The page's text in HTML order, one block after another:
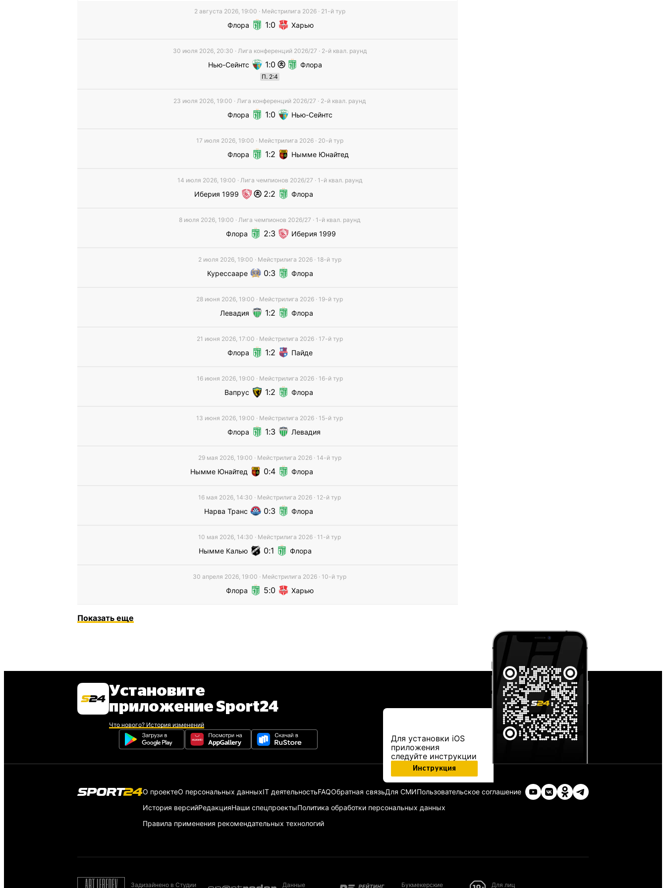
2 августа 2026, 19:00 · Мейстрилига 2026· 21-й тур
Флора 1 0 Харью
30 июля 2026, 20:30 · Лига конференций 2026/27 · 2-й квал. раунд
Нью-Сейнтс 1 0 Флора
П. 2:4
23 июля 2026, 19:00 · Лига конференций 2026/27 · 2-й квал. раунд
Флора 1 0 Нью-Сейнтс
17 июля 2026, 19:00 · Мейстрилига 2026· 20-й тур
Флора 1 2 Нымме Юнайтед
14 июля 2026, 19:00 · Лига чемпионов 2026/27 · 1-й квал. раунд
Иберия 1999 2 2 Флора
8 июля 2026, 19:00 · Лига чемпионов 2026/27 · 1-й квал. раунд
Флора 2 3 Иберия 1999
2 июля 2026, 19:00 · Мейстрилига 2026· 18-й тур
Курессааре 0 3 Флора
28 июня 2026, 19:00 · Мейстрилига 2026 · 19-й тур
Левадия 1 2 Флора
21 июня 2026, 17:00 · Мейстрилига 2026· 17-й тур
Флора 1 2 Пайде
16 июня 2026, 19:00 · Мейстрилига 2026· 16-й тур
Вапрус 1 2 Флора
13 июня 2026, 19:00 · Мейстрилига 2026 · 15-й тур
Флора 1 3 Левадия
29 мая 2026, 19:00 · Мейстрилига 2026· 14-й тур
Нымме Юнайтед 0 4 Флора
16 мая 2026, 14:30 · Мейстрилига 2026 · 12-й тур
Нарва Транс 0 3 Флора
10 мая 2026, 14:30 · Мейстрилига 2026 · 11-й тур
Нымме Калью 0 1 Флора
30 апреля 2026, 19:00 · Мейстрилига 2026 · 10-й тур
Флора 5 0 Харью
Показать еще
Установите
приложение Sport24
Что нового? История изменений
Для установки iOS
приложения
следуйте инструкции
Инструкция
О проектеО персональных данныхIT деятельностьFAQОбратная связьДля СМИПользовательское соглашение
История версийРедакцияНаши спецпроектыПолитика обработки персональных данных
Правила применения рекомендательных технологий
Задизайнено в Студии Данные Букмекерские Для лиц